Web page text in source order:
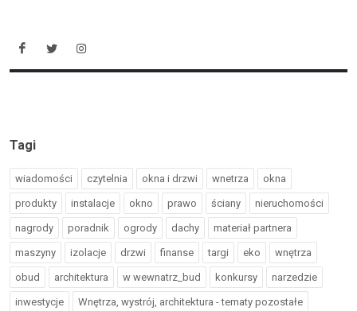
Tagi
wiadomości czytelnia okna i drzwi wnetrza okna
produkty instalacje okno prawo ściany nieruchomości
nagrody poradnik ogrody dachy materiał partnera
maszyny izolacje drzwi finanse targi eko wnętrza
obud architektura w wewnatrz_bud konkursy narzedzie
inwestycje Wnętrza, wystrój, architektura - tematy pozostałe